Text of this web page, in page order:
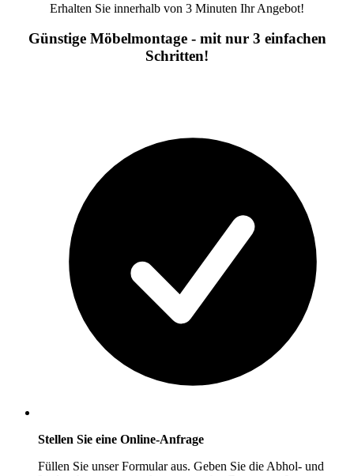
Erhalten Sie innerhalb von 3 Minuten Ihr Angebot!
Günstige Möbelmontage - mit nur 3 einfachen
Schritten!
Stellen Sie eine Online-Anfrage
Füllen Sie unser Formular aus. Geben Sie die Abhol- und